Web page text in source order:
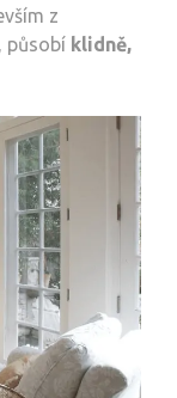
z
, působí klidně,